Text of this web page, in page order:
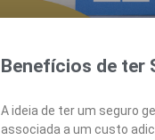
Benefícios de ter
A ideia de ter um seguro
associada a um custo